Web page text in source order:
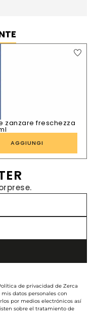
zanzare freschezza
AGGIUNGI
de privacidad de Zerca
datos personales con
por medios electrónicos así
sobre el tratamiento de